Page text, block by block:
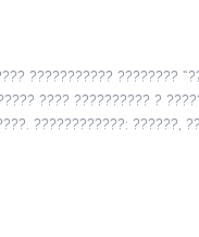
??????????? ????????
???? ?????????? ?
????????????: ??????,